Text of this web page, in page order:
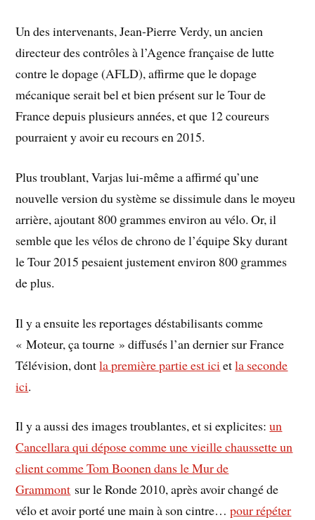
Un des intervenants, Jean-Pierre Verdy, un ancien
directeur des contrôles à l’Agence française de lutte
contre le dopage (AFLD), affirme que le dopage
mécanique serait bel et bien présent sur le Tour de
France depuis plusieurs années, et que 12 coureurs
pourraient y avoir eu recours en 2015.
Plus troublant, Varjas lui-même a affirmé qu’une
nouvelle version du système se dissimule dans le moyeu
arrière, ajoutant 800 grammes environ au vélo. Or, il
semble que les vélos de chrono de l’équipe Sky durant
le Tour 2015 pesaient justement environ 800 grammes
de plus.
Il y a ensuite les reportages déstabilisants comme
« Moteur, ça tourne » diffusés l’an dernier sur France
Télévision, dontla première partie est ici etla seconde
ici.
Il y a aussi des images troublantes, et si explicites:un
Cancellara qui dépose comme une vieille chaussette un
client comme Tom Boonen dans le Mur de
Grammont sur le Ronde 2010, après avoir changé de
vélo et avoir porté une main à son cintre…pour répéter